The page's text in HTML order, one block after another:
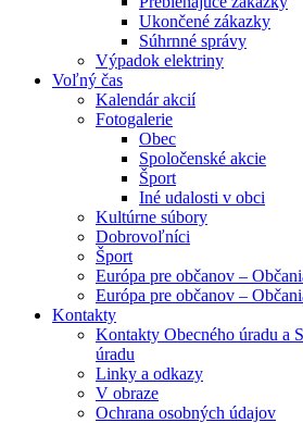
Ukončené zákazky
Súhrnné správy
Výpadok elektriny
Voľný čas
Kalendár akcií
Fotogalerie
Obec
Spoločenské akcie
Šport
Iné udalosti v obci
Kultúrne súbory
Dobrovoľníci
Šport
Európa pre občanov –
Európa pre občanov –
Kontakty
Kontakty Obecného úradu a
úradu
Linky a odkazy
V obraze
Ochrana osobných údajov